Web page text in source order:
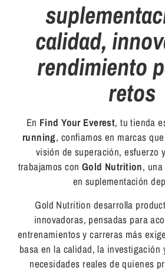
calidad,
rendimiento
retos
En Find Your Everest, tu tienda
running, confiamos en marcas
visión de superación, esfuerzo
trabajamos con Gold Nutrition,
en suplementación
Gold Nutrition desarrolla
innovadoras, pensadas para
entrenamientos y carreras más
basa en la calidad, la investigación
necesidades reales de quienes